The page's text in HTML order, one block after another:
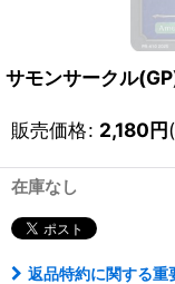
サモンサークル
販売価格: 2,180円
在庫なし
返品特約に関する重